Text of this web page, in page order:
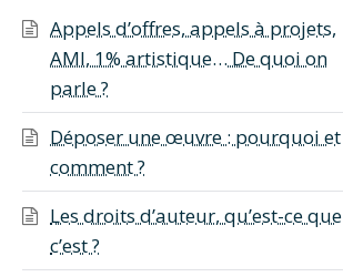
Appels d’offres, appels à projets,
AMI, 1% artistique… De quoi on
parle ?
Déposer une œuvre : pourquoi et
comment ?
Les droits d’auteur, qu’est-ce que
c’est ?